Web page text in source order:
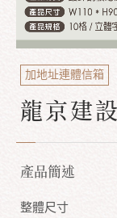
加地址連體信箱
龍京建
產品簡述
整體尺寸